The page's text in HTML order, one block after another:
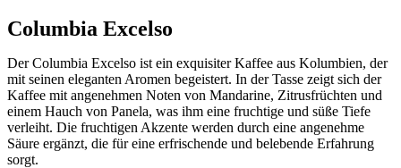
Columbia Excelso
Der Columbia Excelso ist ein exquisiter Kaffee aus Kolumbien, der
mit seinen eleganten Aromen begeistert. In der Tasse zeigt sich der
Kaffee mit angenehmen Noten von Mandarine, Zitrusfrüchten und
einem Hauch von Panela, was ihm eine fruchtige und süße Tiefe
verleiht. Die fruchtigen Akzente werden durch eine angenehme
Säure ergänzt, die für eine erfrischende und belebende Erfahrung
sorgt.